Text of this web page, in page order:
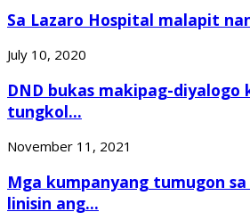
Sa Lazaro Hospital malapit
July 10, 2020
DND bukas makipag-diyalogo
tungkol...
November 11, 2021
Mga kumpanyang tumugon
linisin ang...